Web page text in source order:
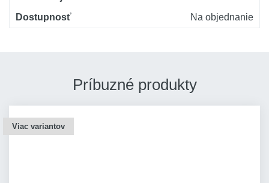
Dostupnosť
Na objednanie
Príbuzné produkty
Viac variantov